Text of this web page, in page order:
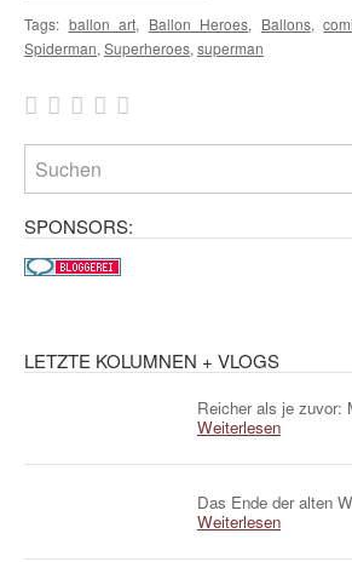
Tags: ballon art, Ballon Heroes, Ballons,
Spiderman, Superheroes, superman
SPONSORS:
LETZTE KOLUMNEN + VLOGS
Reicher als je zuvor:
Weiterlesen
Das Ende der alten
Weiterlesen